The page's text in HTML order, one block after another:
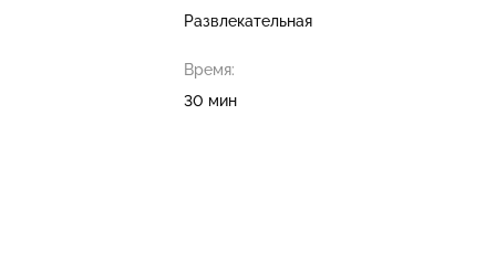
Развлекательная
Время:
30 мин